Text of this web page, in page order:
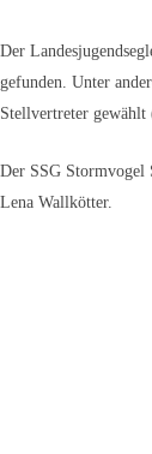
Der
gefunden. Unter
Stellvertreter gewählt
Der SSG Stormvogel
Lena Wallkötter.